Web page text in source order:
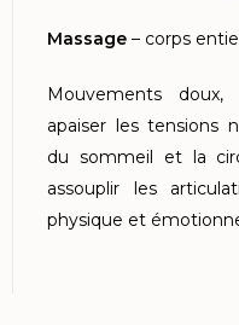
Massage – corps
Mouvements
apaiser les tensions
du sommeil et la
assouplir les
physique et